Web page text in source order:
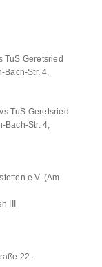
TuS Geretsried
Str. 4,
TuS Geretsried
Bach-Str. 4,
e.V. (Am
III
22 .